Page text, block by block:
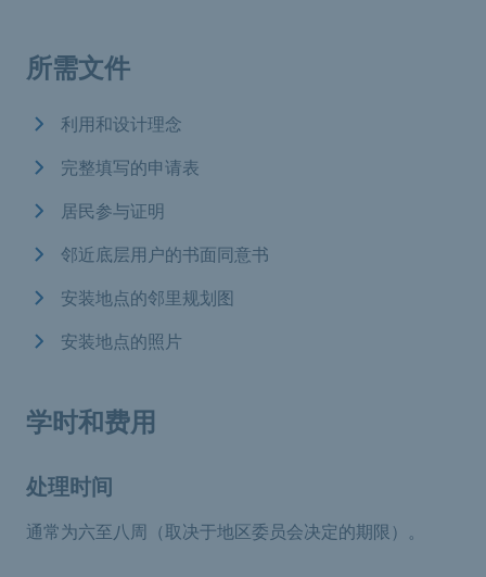
所需文件
利用和设计理念
完整填写的申请表
居民参与证明
邻近底层用户的书面同意书
安装地点的邻里规划图
安装地点的照片
学时和费用
处理时间
通常为六至八周（取决于地区委员会决定的期限）。